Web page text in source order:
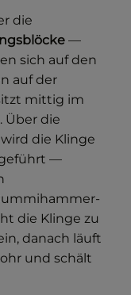
die
—
sich auf den
auf der
mittig im
Über die
die Klinge
—
die Klinge zu
danach läuft
und schält